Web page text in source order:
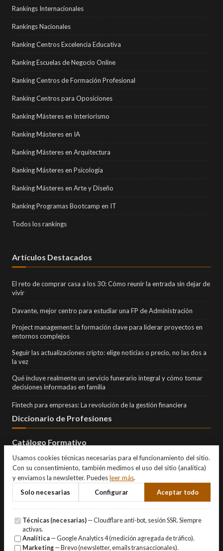
Rankings Internacionales
Rankings Nacionales
Ranking Centros Excelencia Educativa
Ranking Escuelas de Negocio Online
Ranking Centros de Formación Profesional
Ranking Centros para Oposiciones
Ranking Másteres en Interiorismo
Ranking Másteres en IA
Ranking Másteres en Arquitectura
Ranking Másteres en Psicología
Ranking Másteres en Arte y Diseño
Ranking Programas Bootcamp en IT
Todos los rankings
Artículos Destacados
El reto de comprar casa a los 30: Cómo reunir la entrada sin dejar de
vivir
Davante, mejor centro para estudiar una FP de Administración
Project management: la formación clave para liderar proyectos en
entornos complejos
Seguir las actualizaciones cripto: elige noticias o precio, no las dos a
la vez
Qué incluye realmente un servicio funerario integral y cómo tomar
decisiones informadas en familia
Fintech para empresas: La revolución de la gestión financiera
Diccionario de Profesiones
Catálogo Formativo
Usamos cookies técnicas necesarias para el funcionamiento del sitio.
Con su consentimiento, también medimos el uso del sitio (analítica)
y enviamos la newsletter. Puedesleer más.
Solo necesarias
Configurar Aceptar todo
Técnicas (necesarias) — Cloudflare anti-bot, sesión SSR. Siempre
activas.
Analítica — Google Analytics 4 (medición agregada de tráfico).
Marketing — Brevo (newsletter, emails transaccionales).